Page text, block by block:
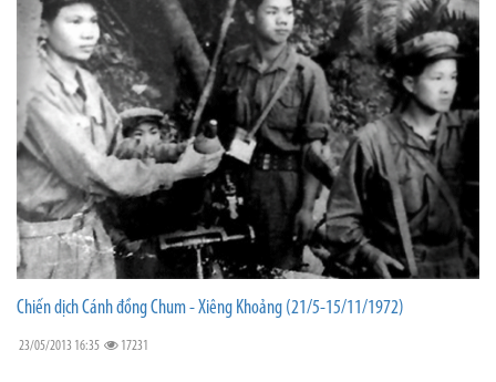
Chiến dịch Cánh đồng Chum - Xiêng Khoảng (21/5-15/11/1972)
23/05/2013 16:35 17231